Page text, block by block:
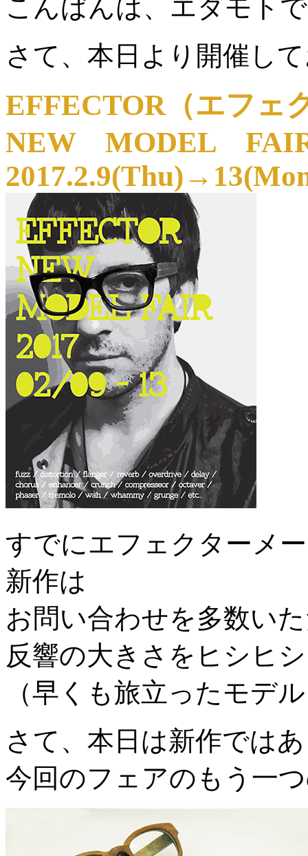
こんばんは、エダモト
さて、本日より開催し
EFFECTOR（エフェ
NEW MODEL
すでにエフェクターメ
新作は
お問い合わせを多数い
反響の大きさをヒシヒ
（早くも旅立ったモデ
さて、本日は新作では
今回のフェアのもう一